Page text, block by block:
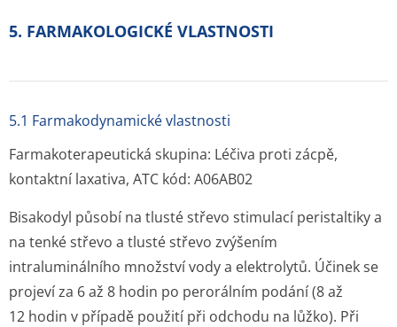
5. FARMAKOLOGICKÉ VLASTNOSTI
5.1 Farmakodynamické vlastnosti
Farmakoterapeutická skupina: Léčiva proti zácpě,
kontaktní laxativa, ATC kód: A06AB02
Bisakodyl působí na tlusté střevo stimulací peristaltiky a
na tenké střevo a tlusté střevo zvýšením
intraluminálního množství vody a elektrolytů. Účinek se
projeví za 6 až 8 hodin po perorálním podání (8 až
12 hodin v případě použití při odchodu na lůžko). Při